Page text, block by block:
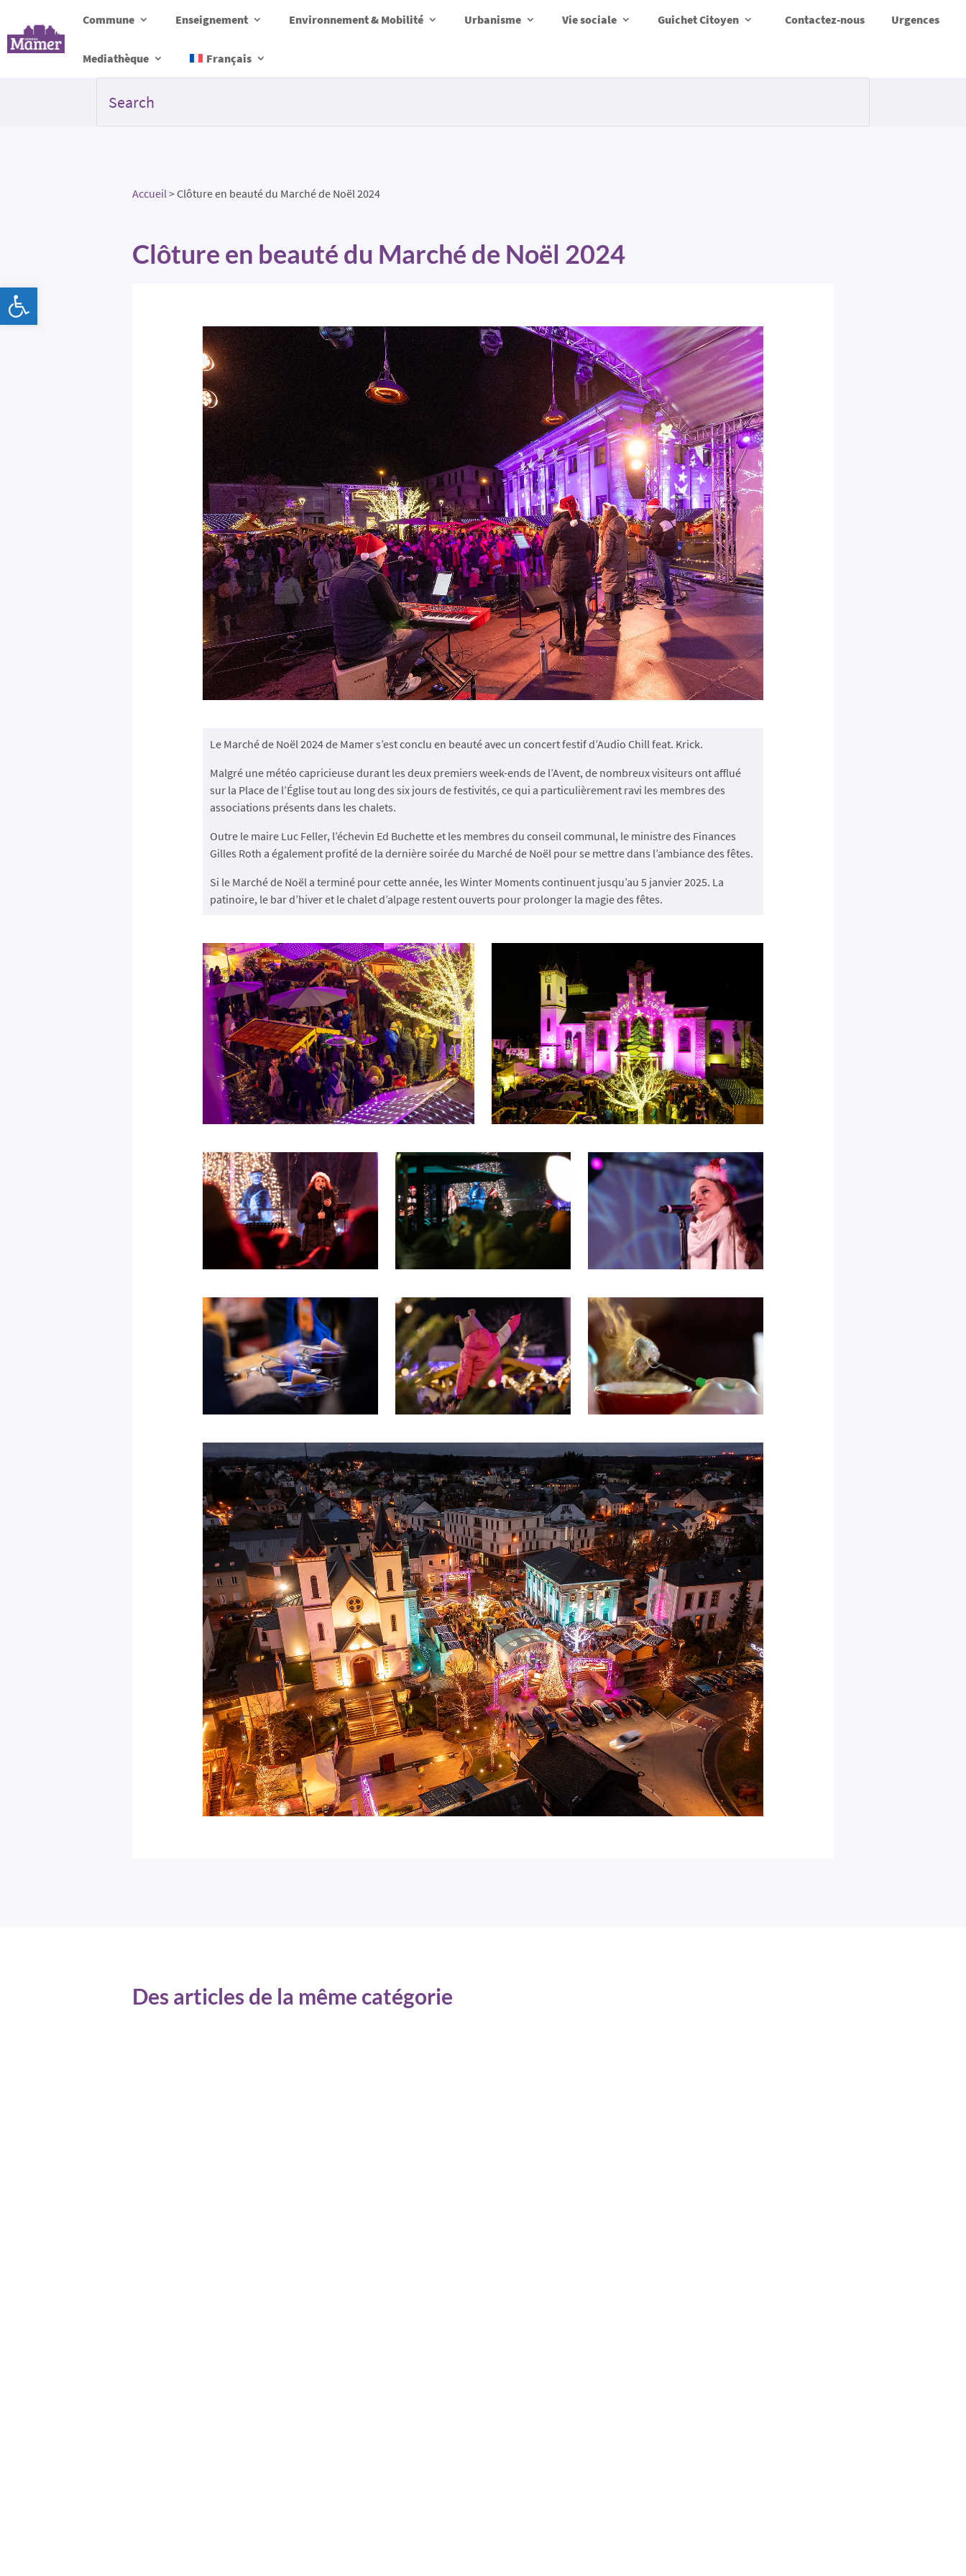
Commune Enseignement Environnement & Mobilité Urbanisme Vie sociale Guichet Citoyen Contactez-nous Urgences
Mediathèque Français
Accueil>Clôture en beauté du Marché de Noël 2024
Clôture en beauté du Marché de Noël 2024
Le Marché de Noël 2024 de Mamer s’est conclu en beauté avec un concert festif d’Audio Chill feat. Krick.
Malgré une météo capricieuse durant les deux premiers week-ends de l’Avent, de nombreux visiteurs ont afflué
sur la Place de l’Église tout au long des six jours de festivités, ce qui a particulièrement ravi les membres des
associations présents dans les chalets.
Outre le maire Luc Feller, l’échevin Ed Buchette et les membres du conseil communal, le ministre des Finances
Gilles Roth a également profité de la dernière soirée du Marché de Noël pour se mettre dans l’ambiance des fêtes.
Si le Marché de Noël a terminé pour cette année, les Winter Moments continuent jusqu’au 5 janvier 2025. La
patinoire, le bar d’hiver et le chalet d’alpage restent ouverts pour prolonger la magie des fêtes.
Des articles de la même catégorie
Ouvrir la barre d’outils